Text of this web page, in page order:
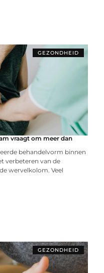
GEZONDHEID
vraagt om meer dan
behandelvorm binnen
verbeteren van de
wervelkolom. Veel
GEZONDHEID